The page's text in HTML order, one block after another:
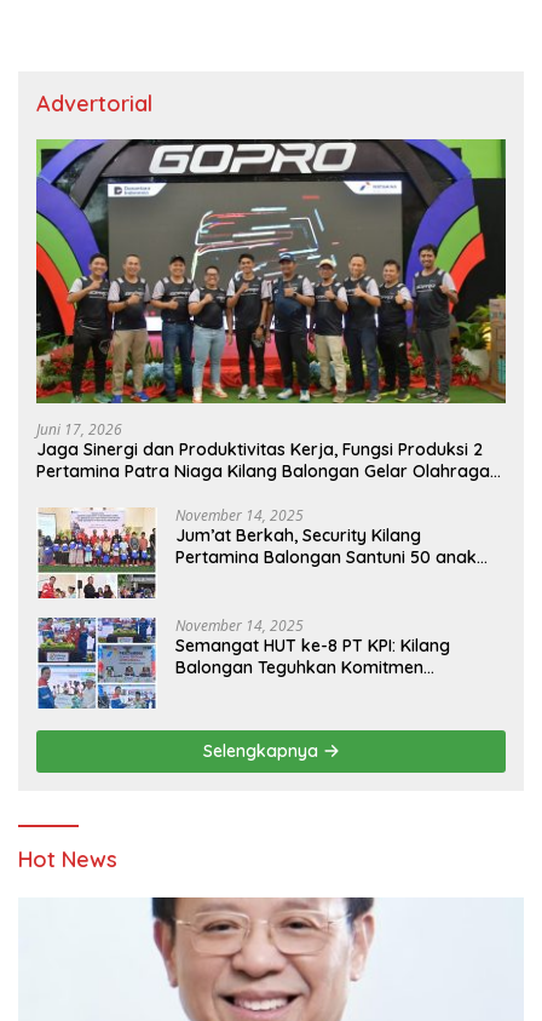
Advertorial
Juni 17, 2026
Jaga Sinergi dan Produktivitas Kerja, Fungsi Produksi 2
Pertamina Patra Niaga Kilang Balongan Gelar Olahraga
November 14, 2025
Jum’at Berkah, Security Kilang
Pertamina Balongan Santuni 50 anak
November 14, 2025
Semangat HUT ke-8 PT KPI: Kilang
Balongan Teguhkan Komitmen
Pendidikan
Selengkapnya
Hot News